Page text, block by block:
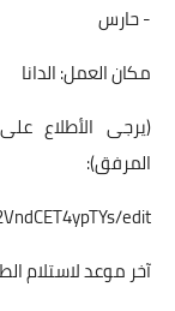
- حارس
مكان العمل: الدانا
(يرجى الأطلاع
المرفق):
edit
آخر موعد لاستلام الطلبات: